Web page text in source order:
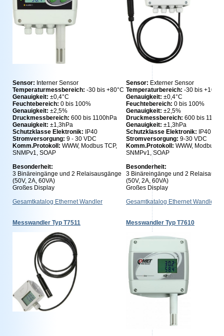
Sensor: Interner Sensor
Temperaturmessbereich: -30 bis +80°C
Genauigkeit: ±0,4°C
Feuchtebereich: 0 bis 100%
Genauigkeit: ±2,5%
Druckmessbereich: 600 bis 1100hPa
Genauigkeit: ±1,3hPa
Schutzklasse Elektronik:
IP40
Stromversorgung: 9 - 30 VDC
Komm.Protokoll: WWW, Modbus TCP,
SNMPv1, SOAP
Besonderheit:
3 Binäreingänge und 2 Relaisausgänge
(50V, 2A, 60VA)
Großes Display
Sensor: Externer Sensor
Temperaturbereich: -30 bis
Genauigkeit: ±0,4°C
Feuchtebereich: 0 bis 100%
Genauigkeit: ±2,5%
Druckmessbereich: 600 bis
Genauigkeit: ±1,3hPa
Schutzklasse Elektronik:
IP40
Stromversorgung: 9-30 VDC
Komm.Protokoll: WWW, Modbus
SNMPv1, SOAP
Besonderheit:
3 Binäreingänge und 2
(50V, 2A, 60VA)
Großes Display
Gesamtkatalog Ethernet Wandler
Gesamtkatalog Ethernet Wandler
Messwandler Typ T7511 Messwandler Typ T7610